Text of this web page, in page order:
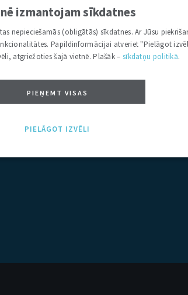
O P R S Š T U Ū V Z Ž
izmantojam sīkdatnes
nepieciešamās (obligātās) sīkdatnes. Ar Jūsu
Papildinformācijai atveriet "Pielāgot
atgriežoties šajā vietnē. Plašāk – sīkdatņu politikā.
PIEŅEMT VISAS
PIELĀGOT IZVĒLI